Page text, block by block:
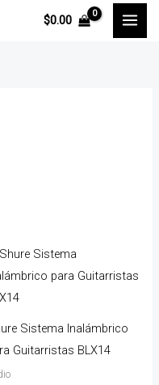
$0.00
Sistema Inalámbrico
Guitarristas BLX14